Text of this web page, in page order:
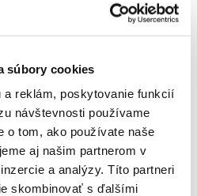
súbory cookies
a reklám, poskytovanie funkcií
návštevnosti používame
o tom, ako používate naše
aj našim partnerom v
a analýzy. Títo partneri
skombinovať s ďalšími
mobilný platobný
batérie
dotykovým displejom
aj najnáročnejší
Či ide o reštauráciu,
predaj – DX 8000 je